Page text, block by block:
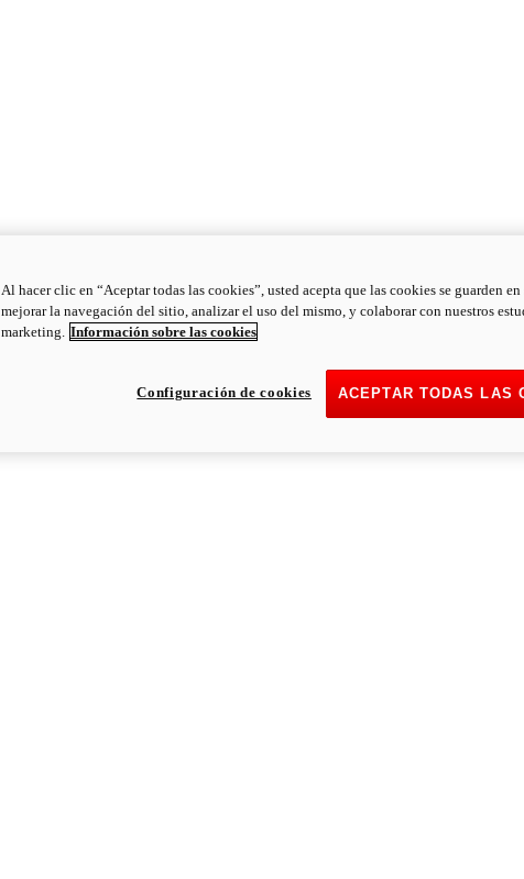
Al hacer clic en “Aceptar todas las cookies”, usted acepta que las cookies se guarden
mejorar la navegación del sitio, analizar el uso del mismo, y colaborar con nuestros
marketing. Información sobre las cookies
ACEPTAR TODAS LAS
Configuración de cookies